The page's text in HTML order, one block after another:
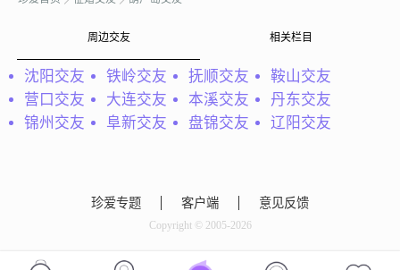
周边交友 相关栏目
沈阳交友 铁岭交友 抚顺交友
鞍山交友
营口交友
大连交友 本溪交友
丹东交友
锦州交友
阜新交友 盘锦交友 辽阳交友
珍爱专题 客户端 意见反馈
Copyright © 2005-2026